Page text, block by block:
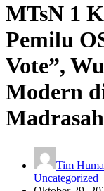
MTsN 1
Pemilu
Vote”,
Modern
Madrasah
Tim
Uncategorized